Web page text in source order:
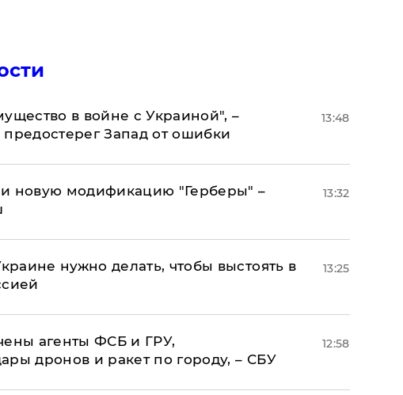
в войне с Украиной", –
Запад от ошибки
13:48
новую модификацию "Герберы" –
13:32
нужно делать, чтобы выстоять в
13:25
агенты ФСБ и ГРУ,
дронов и ракет по городу, – СБУ
12:58